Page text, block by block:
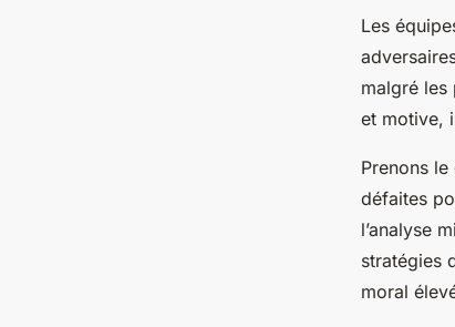
Les
malgré
et motive,
Prenons
défaites
l’analyse
stratégies
moral